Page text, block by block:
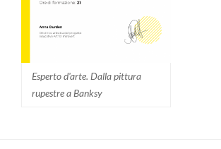
Esperto d'arte. Dalla pittura
rupestre a Banksy